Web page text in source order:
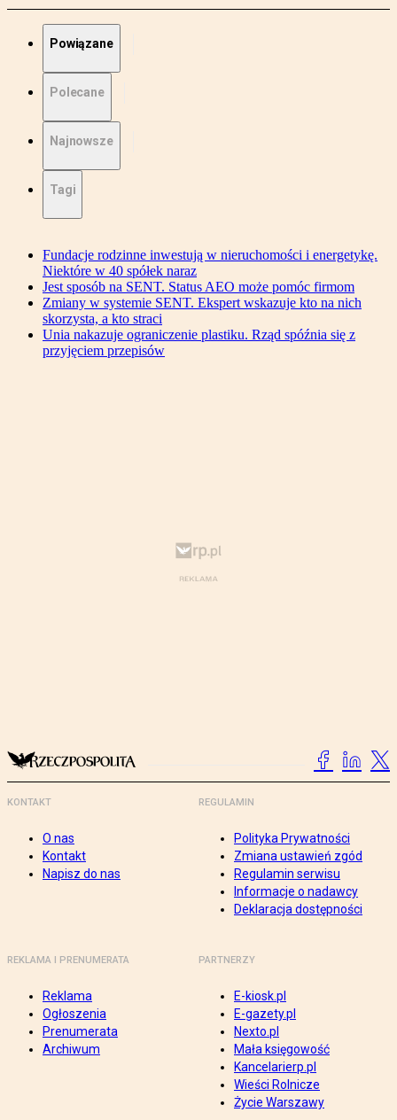
Powiązane
Polecane
Najnowsze
Tagi
Fundacje rodzinne inwestują w nieruchomości i energetykę.
Niektóre w 40 spółek naraz
Jest sposób na SENT. Status AEO może pomóc firmom
Zmiany w systemie SENT. Ekspert wskazuje kto na nich
skorzysta, a kto straci
Unia nakazuje ograniczenie plastiku. Rząd spóźnia się z
przyjęciem przepisów
KONTAKT
O nas
Kontakt
Napisz do nas
REGULAMIN
Polityka Prywatności
Zmiana ustawień zgód
Regulamin serwisu
Informacje o nadawcy
Deklaracja dostępności
REKLAMA I PRENUMERATA
Reklama
Ogłoszenia
Prenumerata
Archiwum
PARTNERZY
E-kiosk.pl
E-gazety.pl
Nexto.pl
Mała księgowość
Kancelarierp.pl
Wieści Rolnicze
Życie Warszawy